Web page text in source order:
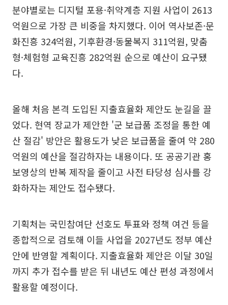
분야별로는 디지털 포용·취약계층 지원 사업이 2613
억원으로 가장 큰 비중을 차지했다. 이어 역사보존·문
화진흥 324억원, 기후환경·동물복지 311억원, 맞춤
형·체험형 교육진흥 282억원 순으로 예산이 요구됐
다.
올해 처음 본격 도입된 지출효율화 제안도 눈길을 끌
었다. 현역 장교가 제안한 '군 보급품 조정을 통한 예
산 절감' 방안은 활용도가 낮은 보급품을 줄여 약 280
억원의 예산을 절감하자는 내용이다. 또 공공기관 홍
보영상의 반복 제작을 줄이고 사전 타당성 심사를 강
화하자는 제안도 접수됐다.
기획처는 국민참여단 선호도 투표와 정책 여건 등을
종합적으로 검토해 이들 사업을 2027년도 정부 예산
안에 반영할 계획이다. 지출효율화 제안은 이달 30일
까지 추가 접수를 받은 뒤 내년도 예산 편성 과정에서
활용할 예정이다.